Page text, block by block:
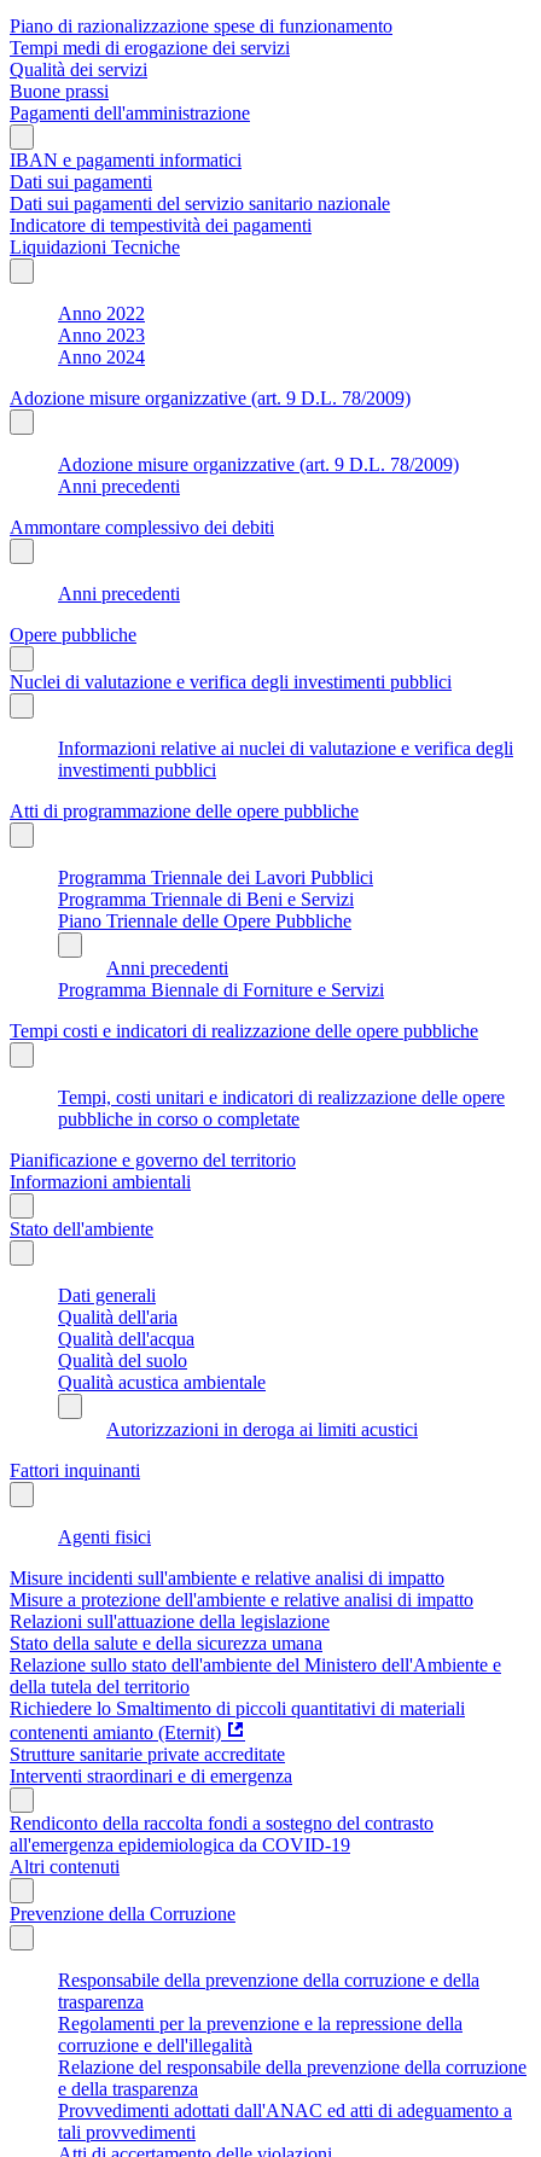
Piano di razionalizzazione spese di funzionamento
Tempi medi di erogazione dei servizi
Qualità dei servizi
Buone prassi
Pagamenti dell'amministrazione
IBAN e pagamenti informatici
Dati sui pagamenti
Dati sui pagamenti del servizio sanitario nazionale
Indicatore di tempestività dei pagamenti
Liquidazioni Tecniche
Anno 2022
Anno 2023
Anno 2024
Adozione misure organizzative (art. 9 D.L. 78/2009)
Adozione misure organizzative (art. 9 D.L. 78/2009)
Anni precedenti
Ammontare complessivo dei debiti
Anni precedenti
Opere pubbliche
Nuclei di valutazione e verifica degli investimenti pubblici
Informazioni relative ai nuclei di valutazione e verifica degli
investimenti pubblici
Atti di programmazione delle opere pubbliche
Programma Triennale dei Lavori Pubblici
Programma Triennale di Beni e Servizi
Piano Triennale delle Opere Pubbliche
Anni precedenti
Programma Biennale di Forniture e Servizi
Tempi costi e indicatori di realizzazione delle opere pubbliche
Tempi, costi unitari e indicatori di realizzazione delle opere
pubbliche in corso o completate
Pianificazione e governo del territorio
Informazioni ambientali
Stato dell'ambiente
Dati generali
Qualità dell'aria
Qualità dell'acqua
Qualità del suolo
Qualità acustica ambientale
Autorizzazioni in deroga ai limiti acustici
Fattori inquinanti
Agenti fisici
Misure incidenti sull'ambiente e relative analisi di impatto
Misure a protezione dell'ambiente e relative analisi di impatto
Relazioni sull'attuazione della legislazione
Stato della salute e della sicurezza umana
Relazione sullo stato dell'ambiente del Ministero dell'Ambiente e
della tutela del territorio
Richiedere lo Smaltimento di piccoli quantitativi di materiali
contenenti amianto (Eternit)
Strutture sanitarie private accreditate
Interventi straordinari e di emergenza
Rendiconto della raccolta fondi a sostegno del contrasto
all'emergenza epidemiologica da COVID-19
Altri contenuti
Prevenzione della Corruzione
Responsabile della prevenzione della corruzione e della
trasparenza
Regolamenti per la prevenzione e la repressione della
corruzione e dell'illegalità
Relazione del responsabile della prevenzione della corruzione
e della trasparenza
Provvedimenti adottati dall'ANAC ed atti di adeguamento a
tali provvedimenti